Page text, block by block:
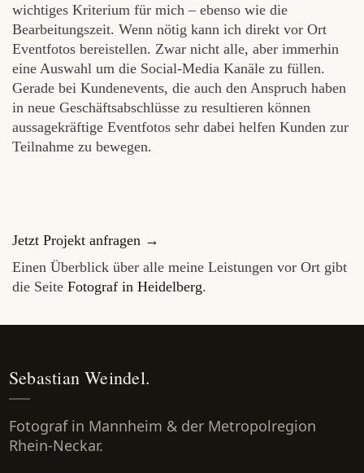
wichtiges Kriterium für mich – ebenso wie die
Bearbeitungszeit. Wenn nötig kann ich direkt vor Ort
Eventfotos bereistellen. Zwar nicht alle, aber immerhin
eine Auswahl um die Social-Media Kanäle zu füllen.
Gerade bei Kundenevents, die auch den Anspruch haben
in neue Geschäftsabschlüsse zu resultieren können
aussagekräftige Eventfotos sehr dabei helfen Kunden zur
Teilnahme zu bewegen.
Jetzt Projekt anfragen →
Einen Überblick über alle meine Leistungen vor Ort gibt
die Seite Fotograf in Heidelberg.
Sebastian Weindel.
Fotograf in Mannheim & der Metropolregion
Rhein-Neckar.